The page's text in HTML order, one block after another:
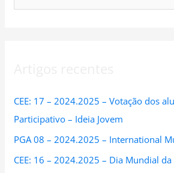
f
o
r
:
CEE: 17 – 2024.2025 – Votação dos
Participativo – Ideia Jovem
PGA 08 – 2024.2025 – International
CEE: 16 – 2024.2025 – Dia Mundial